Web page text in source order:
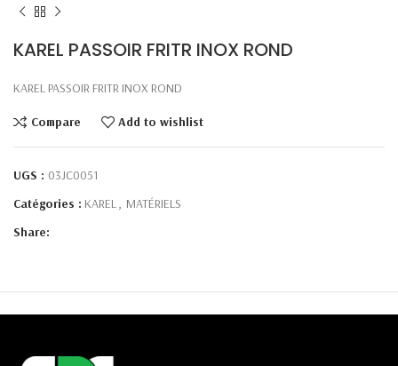
KAREL PASSOIR FRITR INOX ROND
KAREL PASSOIR FRITR INOX ROND
Compare Add to wishlist
UGS : 03JC0051
Catégories : KAREL, MATÉRIELS
Share: